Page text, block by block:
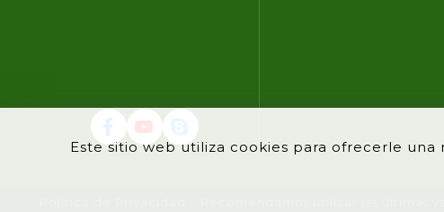
Este sitio web utiliza cookies para ofrecerle